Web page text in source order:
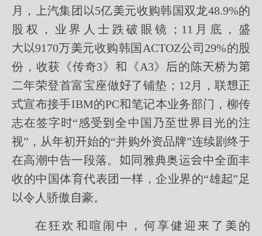
月，汽集团5亿元收购韩国双龙48.9%的
股权，业界人士跌破眼镜；11月底，盛
9170万元收购韩国ACTOZ公司29%的股
份，收获《传奇3》《A3》的陈桥
二年荣登首富宝座做了铺垫；12月，联正
式宣布接手IBM的PC笔记本业务部门，柳传
志在签字“感受全中国乃至世界目光的注
视”，从年初始的“并购外资品牌”连续剧终
在高潮中告一段落。同雅典奥运中全面丰
收的中国体育代表团一，企业界的“雄”足
令人骄傲豪。
在狂欢喧闹中，何享健迎了的